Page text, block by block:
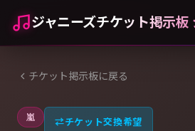
ジャニーズチケット掲示板
チケット掲示板に戻る
嵐 ⇄チケット交換希望